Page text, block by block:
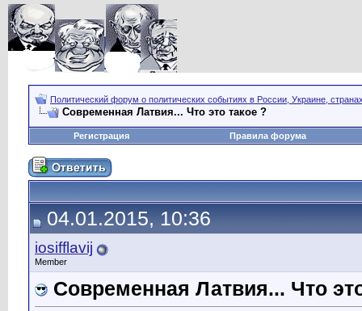
Политический форум о политических событиях в России, Украине,
Современная Латвия... Что это такое ?
Регистрация Правила форума
04.01.2015, 10:36
iosifflavij
Member
Современная Латвия... Что